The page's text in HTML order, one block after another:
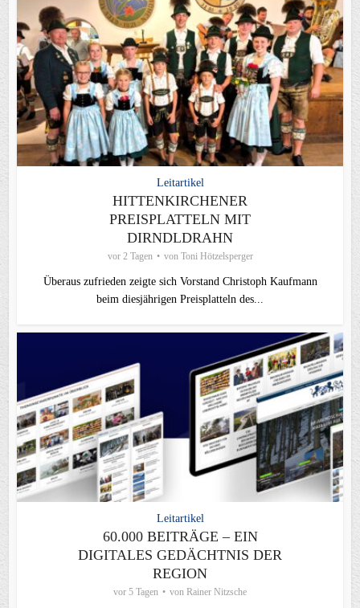
Leitartikel
HITTENKIRCHENER
PREISPLATTELN MIT
DIRNDLDRAHN
vor 2 Tagen von Toni Hötzelsperger
Überaus zufrieden zeigte sich Vorstand Christoph Kaufmann
beim diesjährigen Preisplatteln des...
Leitartikel
60.000 BEITRÄGE – EIN
DIGITALES GEDÄCHTNIS DER
REGION
vor 5 Tagen von Rainer Nitzsche